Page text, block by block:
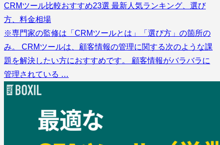
CRMツール比較おすすめ23選 最新人気ランキング、選び
方、料金相場
※専門家の監修は「CRMツールとは」「選び方」の箇所の
み。 CRMツールは、顧客情報の管理に関する次のような課
題を解決したい方におすすめです。 顧客情報がバラバラに
管理されている …